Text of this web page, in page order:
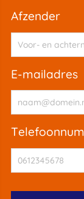
afzender
e-mailadres